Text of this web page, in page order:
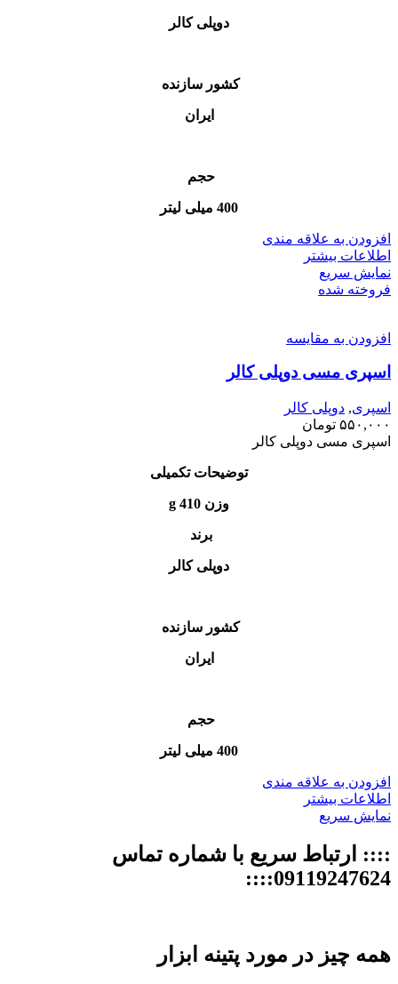
دوپلی کالر
کشور سازنده
ایران
حجم
400 میلی لیتر
افزودن به علاقه مندی
اطلاعات بیشتر
نمایش سریع
فروخته شده
افزودن به مقایسه
اسپری مسی دوپلی کالر
اسپری, دوپلی کالر
۵۵۰,۰۰۰ تومان
اسپری مسی دوپلی کالر
توضیحات تکمیلی
وزن 410 g
برند
دوپلی کالر
کشور سازنده
ایران
حجم
400 میلی لیتر
افزودن به علاقه مندی
اطلاعات بیشتر
نمایش سریع
:::: ارتباط سریع با شماره تماس
09119247624::::
همه چیز در مورد پتینه ابزار